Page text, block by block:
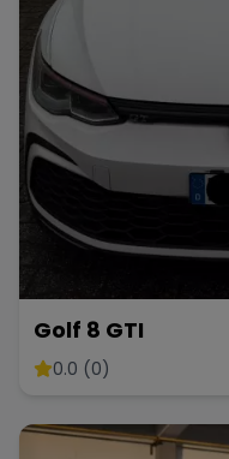
Golf 8 GTI
0.0 (0)